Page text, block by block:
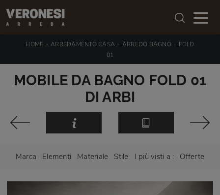
HOME -ARREDAMENTO CASA - ARREDO BAGNO - FOLD
01
MOBILE DA BAGNO FOLD 01
DI ARBI
Marca Elementi Materiale Stile I più visti a : Offerte